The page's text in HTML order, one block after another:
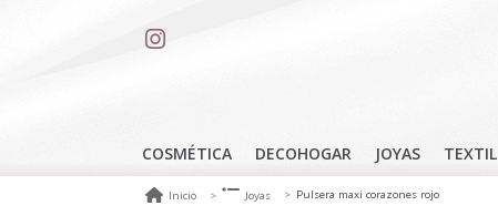
COSMÉTICA DECOHOGAR JOYAS TEXTIL
Inicio Joyas Pulsera maxi corazones rojo